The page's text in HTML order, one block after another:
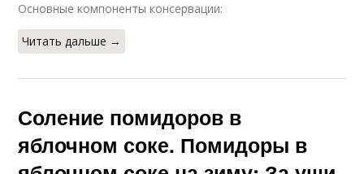
Основные компоненты консервации:
Читать дальше →
Соление помидоров в
яблочном соке. Помидоры в